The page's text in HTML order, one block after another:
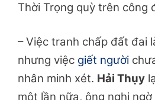
Thời Trọng quỳ trên công
– Việc tranh chấp đất đai
nhưng việc giết người
nhân minh xét. Hải Thụy
một lần nữa, ông nghi